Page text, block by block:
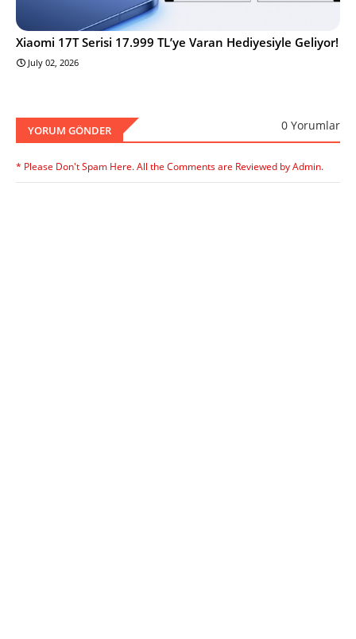
Xiaomi 17T Serisi 17.999 TL’ye Varan Hediyesiyle Geliyor!
July 02, 2026
YORUM GÖNDER 0 Yorumlar
* Please Don't Spam Here. All the Comments are Reviewed by Admin.